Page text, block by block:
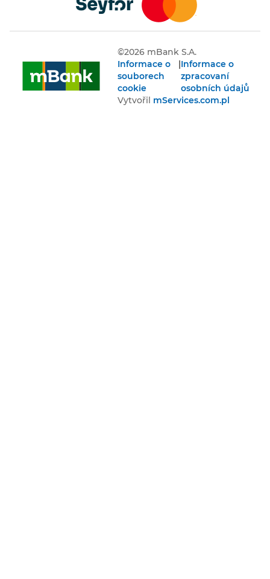
článek vám
„úřední
kolečko“
©2026mBank S.A.
Informace o
souborech
cookie
|Informace o
zpracovaní
osobních údajů
Vytvořil mServices.com.pl